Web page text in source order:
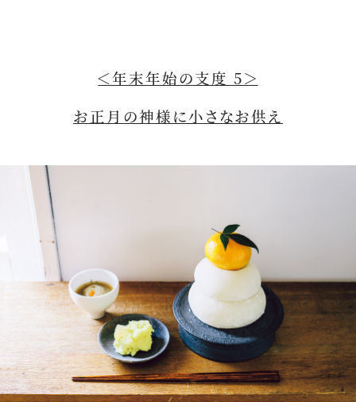
＜年末年始の支度 5＞
お正月の神様に小さなお供え